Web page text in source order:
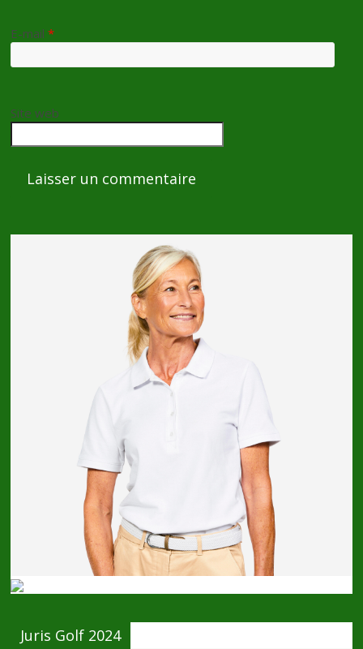
E-mail*
Site web
Juris Golf 2024